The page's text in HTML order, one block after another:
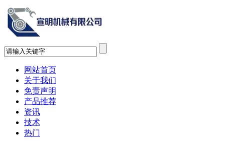
网站首页
关于我们
免责声明
产品推荐
资讯
技术
热门